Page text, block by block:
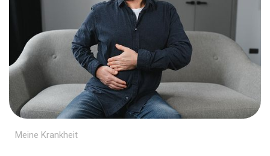
Meine Krankheit